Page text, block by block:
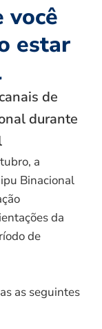
você
estar
de
durante
a
Binacional
da
de
as seguintes